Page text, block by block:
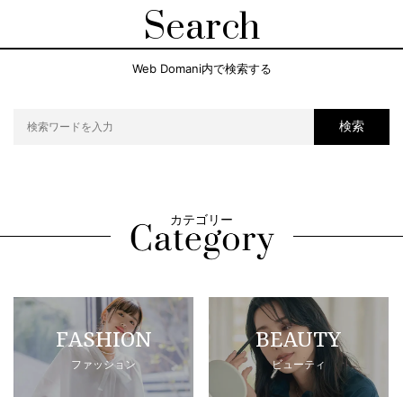
Search
Web Domani内で検索する
検索
カテゴリー
FASHION
ファッション
BEAUTY
ビューティ